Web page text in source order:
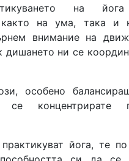
на йога
както на ума, така и
внимание на
дишането ни се
особено
се концентрирате
практикуват йога, те